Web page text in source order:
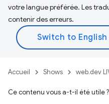
votre langue préférée. Les
contenir des erreurs.
Accueil Shows web.dev
Ce contenu vous a-t-il été utile ?